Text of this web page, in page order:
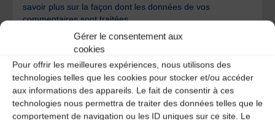
Gérer le consentement aux
cookies
Pour offrir les meilleures expériences, nous utilisons des
technologies telles que les cookies pour stocker et/ou accéder
aux informations des appareils. Le fait de consentir à ces
technologies nous permettra de traiter des données telles que le
comportement de navigation ou les ID uniques sur ce site. Le
savoir plus sur la façon dont les données de vos
commentaires sont traitées.
A DECOUVRIR :